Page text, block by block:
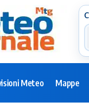
Meteo Mappe